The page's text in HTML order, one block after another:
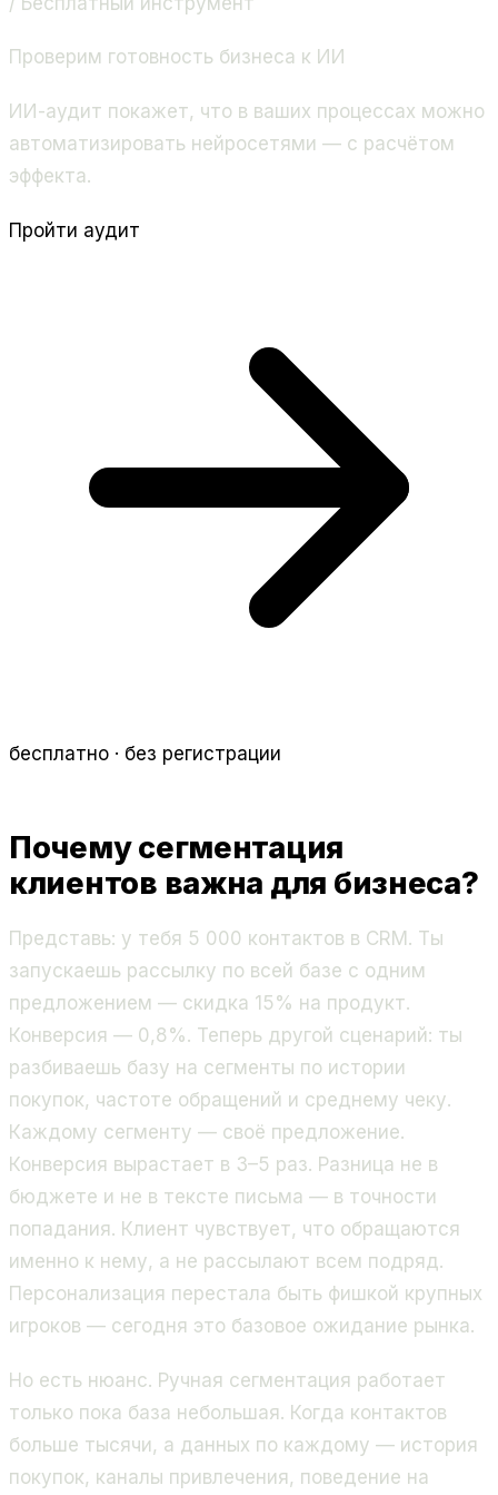
Проверим готовность бизнеса к ИИ
ИИ-аудит покажет, что в ваших процессах можно
автоматизировать нейросетями — с расчётом
эффекта.
Пройти аудит
бесплатно · без регистрации
Почему сегментация
клиентов важна для бизнеса?
Представь: у тебя 5 000 контактов в CRM. Ты
запускаешь рассылку по всей базе с одним
предложением — скидка 15% на продукт.
Конверсия — 0,8%. Теперь другой сценарий: ты
разбиваешь базу на сегменты по истории
покупок, частоте обращений и среднему чеку.
Каждому сегменту — своё предложение.
Конверсия вырастает в 3–5 раз. Разница не в
бюджете и не в тексте письма — в точности
попадания. Клиент чувствует, что обращаются
именно к нему, а не рассылают всем подряд.
Персонализация перестала быть фишкой крупных
игроков — сегодня это базовое ожидание рынка.
Но есть нюанс. Ручная сегментация работает
только пока база небольшая. Когда контактов
больше тысячи, а данных по каждому — история
покупок, каналы привлечения, поведение на